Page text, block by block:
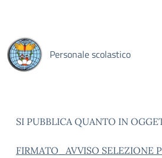
Personale scolastico
SI PUBBLICA QUANTO IN
FIRMATO_AVVISO SELEZIONE